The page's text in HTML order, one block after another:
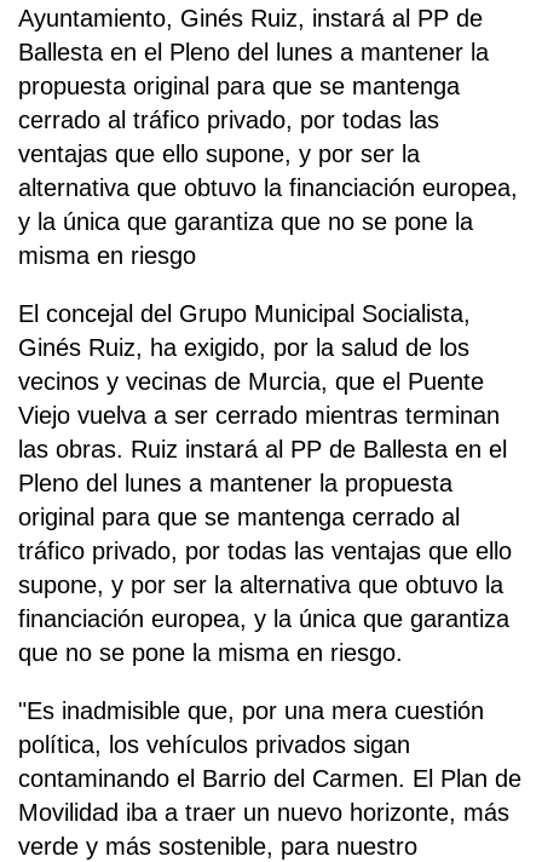
Ayuntamiento, Ginés Ruiz, instará al PP de
Ballesta en el Pleno del lunes a mantener la
propuesta original para que se mantenga
cerrado al tráfico privado, por todas las
ventajas que ello supone, y por ser la
alternativa que obtuvo la financiación europea,
y la única que garantiza que no se pone la
misma en riesgo
El concejal del Grupo Municipal Socialista,
Ginés Ruiz, ha exigido, por la salud de los
vecinos y vecinas de Murcia, que el Puente
Viejo vuelva a ser cerrado mientras terminan
las obras. Ruiz instará al PP de Ballesta en el
Pleno del lunes a mantener la propuesta
original para que se mantenga cerrado al
tráfico privado, por todas las ventajas que ello
supone, y por ser la alternativa que obtuvo la
financiación europea, y la única que garantiza
que no se pone la misma en riesgo.
"Es inadmisible que, por una mera cuestión
política, los vehículos privados sigan
contaminando el Barrio del Carmen. El Plan de
Movilidad iba a traer un nuevo horizonte, más
verde y más sostenible, para nuestro